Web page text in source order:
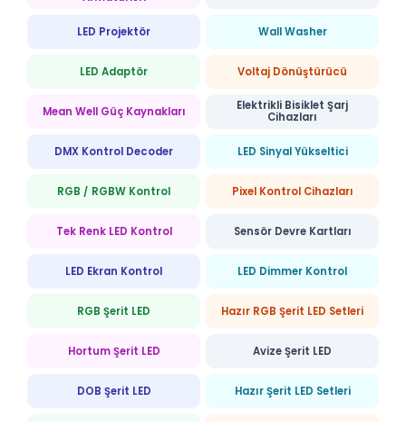
LED Projektör Wall Washer
LED Adaptör Voltaj Dönüştürücü
Mean Well Güç Kaynakları
Elektrikli Bisiklet Şarj
Cihazları
DMX Kontrol Decoder LED Sinyal Yükseltici
RGB / RGBW Kontrol Pixel Kontrol Cihazları
Tek Renk LED Kontrol Sensör Devre Kartları
LED Ekran Kontrol LED Dimmer Kontrol
RGB Şerit LED Hazır RGB Şerit LED Setleri
Hortum Şerit LED Avize Şerit LED
DOB Şerit LED Hazır Şerit LED Setleri